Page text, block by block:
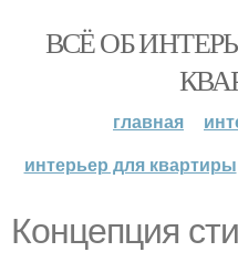
ВСЁ ОБ
главная
интерьер для квартиры
Концепция